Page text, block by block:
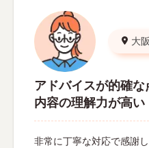
大
アドバイスが的確
内容の理解力が高い
非常に丁寧な対応で感謝